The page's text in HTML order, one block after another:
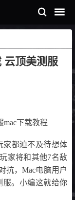
云顶美测服
mac下载教程
家都迫不及待想体
家将和其他7名敌
抗，Mac电脑用户
服。小编这就给你